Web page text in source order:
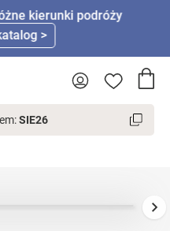
kierunki podróży
>
SIE26